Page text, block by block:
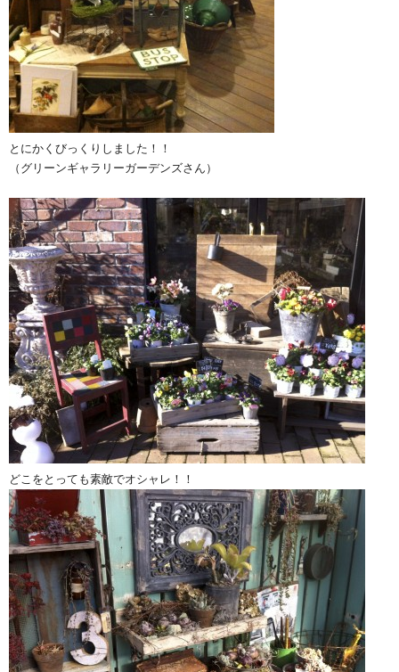
とにかくびっくりしました！！
（グリーンギャラリーガーデンズさん）
どこをとっても素敵でオシャレ！！